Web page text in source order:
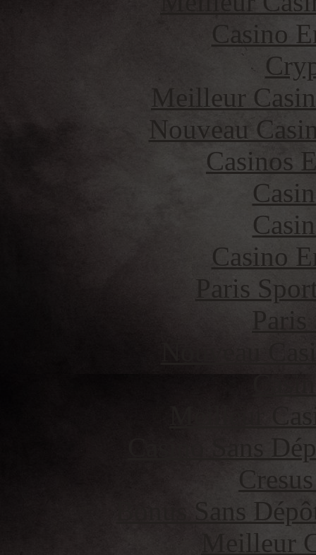
Casino
Meilleur
Nouveau
Casinos
Casino
Paris
Casino Sans
Bonus Sans
Meilleur